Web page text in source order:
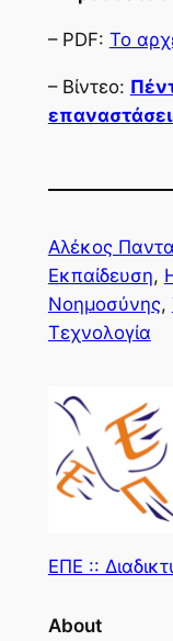
– PDF: Το
– Βίντεο:
Αλέκος
Εκπαίδευση,
Νοημοσύνης,
Τεχνολογία
ΕΠΕ ::
About